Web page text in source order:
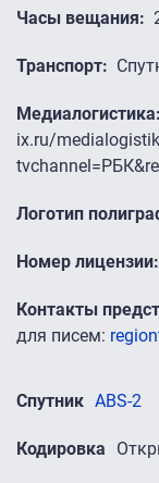
Часы вещания
Транспорт
Медиалогистика
ix.ru/
Логотип
Номер лицензии
Контакты
для писем:
Спутник ABS-2
Кодировка